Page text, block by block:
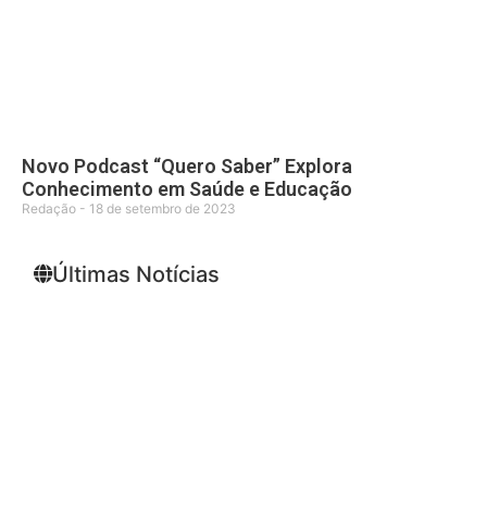
Novo Podcast “Quero Saber” Explora
Conhecimento em Saúde e Educação
Redação 18 de setembro de 2023
Últimas Notícias